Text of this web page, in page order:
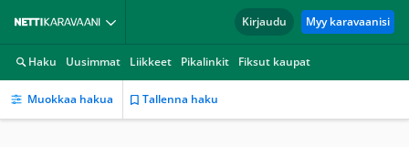
Kirjaudu Myy karavaanisi
Haku Uusimmat Liikkeet Pikalinkit Fiksut kaupat
Muokkaa hakua Tallenna haku